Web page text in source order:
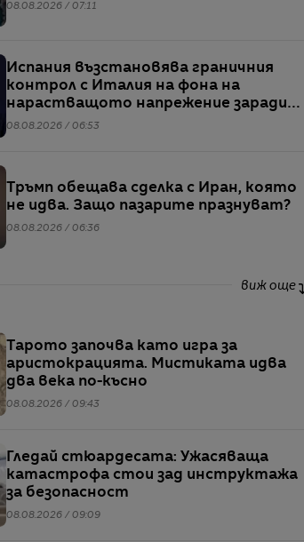
08.08.2026 / 07:11
Испания възстановява граничния
контрол с Италия на фона на
нарастващото напрежение заради
мигрантите
08.08.2026 / 06:53
Тръмп обещава сделка с Иран, която
не идва. Защо пазарите празнуват?
08.08.2026 / 06:36
виж още
Тарото започва като игра за
аристокрацията. Мистиката идва
два века по-късно
08.08.2026 / 09:43
Гледай стюардесата: Ужасяваща
катастрофа стои зад инструктажа
за безопасност
08.08.2026 / 09:09